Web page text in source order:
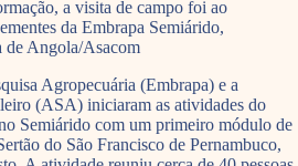
a visita de campo foi ao
da Embrapa Semiárido,
de Angola/Asacom
Agropecuária (Embrapa) e a
(ASA) iniciaram as atividades do
Semiárido com um primeiro módulo de
do São Francisco de Pernambuco,